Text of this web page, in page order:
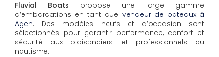
Fluvial Boats propose une large gamme
d’embarcations en tant que vendeur de bateaux à
Agen. Des modèles neufs et d’occasion sont
sélectionnés pour garantir performance, confort et
sécurité aux plaisanciers et professionnels du
nautisme.